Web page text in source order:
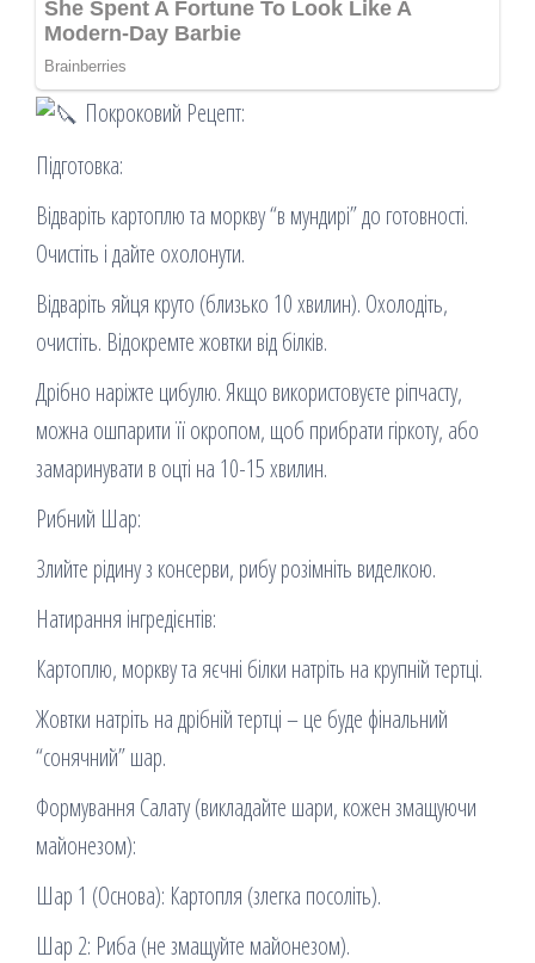
Покроковий Рецепт:
Підготовка:
Відваріть картоплю та моркву “в мундирі” до готовності.
Очистіть і дайте охолонути.
Відваріть яйця круто (близько 10 хвилин). Охолодіть,
очистіть. Відокремте жовтки від білків.
Дрібно наріжте цибулю. Якщо використовуєте ріпчасту,
можна ошпарити її окропом, щоб прибрати гіркоту, або
замаринувати в оцті на 10-15 хвилин.
Рибний Шар:
Злийте рідину з консерви, рибу розімніть виделкою.
Натирання інгредієнтів:
Картоплю, моркву та яєчні білки натріть на крупній тертці.
Жовтки натріть на дрібній тертці – це буде фінальний
“сонячний” шар.
Формування Салату (викладайте шари, кожен змащуючи
майонезом):
Шар 1 (Основа): Картопля (злегка посоліть).
Шар 2: Риба (не змащуйте майонезом).